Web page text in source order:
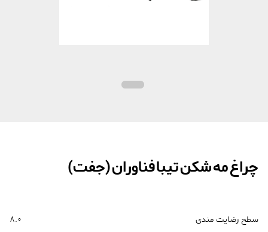
چراغ مه شکن تیبا فناوران (جفت)
سطح رضایت مندی 8.0